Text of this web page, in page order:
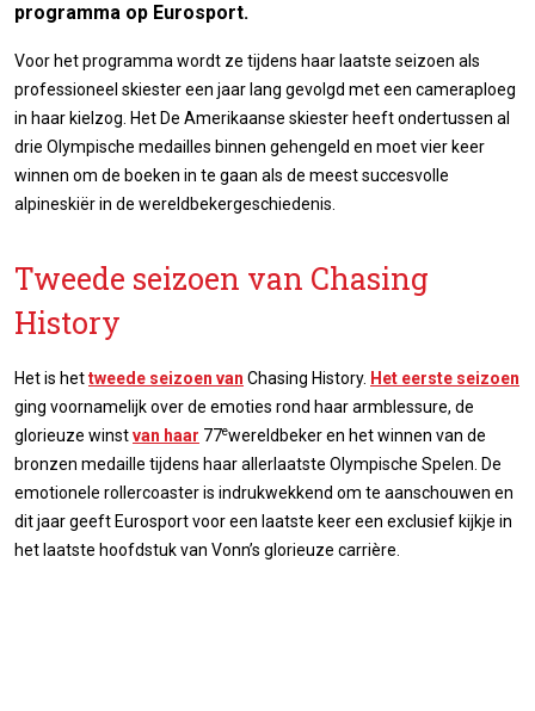
programma op Eurosport.
Voor het programma wordt ze tijdens haar laatste seizoen als
professioneel skiester een jaar lang gevolgd met een cameraploeg
in haar kielzog. Het De Amerikaanse skiester heeft ondertussen al
drie Olympische medailles binnen gehengeld en moet vier keer
winnen om de boeken in te gaan als de meest succesvolle
alpineskiër in de wereldbekergeschiedenis.
Tweede seizoen van Chasing
History
Het is hettweede seizoen van Chasing History. Het eerste seizoen
ging voornamelijk over de emoties rond haar armblessure, de
glorieuze winstvan haar 77ewereldbeker en het winnen van de
bronzen medaille tijdens haar allerlaatste Olympische Spelen. De
emotionele rollercoaster is indrukwekkend om te aanschouwen en
dit jaar geeft Eurosport voor een laatste keer een exclusief kijkje in
het laatste hoofdstuk van Vonn’s glorieuze carrière.